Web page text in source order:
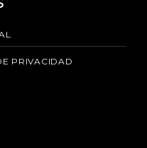
PRIVACIDAD